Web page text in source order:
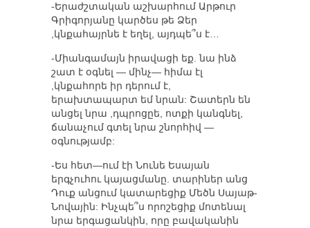
-Երաժշտական աշխարհում Արթուր
Գրիգորյանը կարծես թե Ձեր
,կնքահայրնե է եղել, այդպե՞ս է…
-Միանգամայն իրավացի եք. նա ինձ
շատ է օգնել — մինչ— հիմա էլ
,կնքահորե իր դերում է,
երախտապարտ եմ նրան: Շատերն են
անցել նրա ,դպրոցըե, ոտքի կանգնել,
ճանաչում գտել նրա շնորհիվ —
օգնությամբ:
-Ես հետ—ում էի Նունե Եսայան
երգչուհու կայացմանը. տարիներ անց
Դուք անցում կատարեցիք Մեծն Սայաթ-
Նովային: Ինչպե՞ս որոշեցիք մոտենալ
նրա երգացանկին, որը բավականին